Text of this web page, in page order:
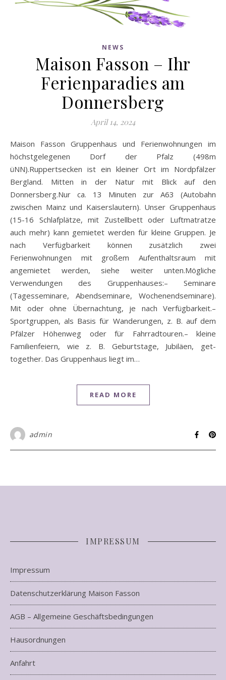
NEWS
Maison Fasson – Ihr
Ferienparadies am
Donnersberg
April 14, 2024
Maison Fasson Gruppenhaus und Ferienwohnungen im
höchstgelegenen Dorf der Pfalz (498m
üNN).Ruppertsecken ist ein kleiner Ort im Nordpfälzer
Bergland. Mitten in der Natur mit Blick auf den
Donnersberg.Nur ca. 13 Minuten zur A63 (Autobahn
zwischen Mainz und Kaiserslautern). Unser Gruppenhaus
(15-16 Schlafplätze, mit Zustellbett oder Luftmatratze
auch mehr) kann gemietet werden für kleine Gruppen. Je
nach Verfügbarkeit können zusätzlich zwei
Ferienwohnungen mit großem Aufenthaltsraum mit
angemietet werden, siehe weiter unten.Mögliche
Verwendungen des Gruppenhauses:– Seminare
(Tagesseminare, Abendseminare, Wochenendseminare).
Mit oder ohne Übernachtung, je nach Verfügbarkeit.–
Sportgruppen, als Basis für Wanderungen, z. B. auf dem
Pfälzer Höhenweg oder für Fahrradtouren.– kleine
Familienfeiern, wie z. B. Geburtstage, Jubiläen, get-
together. Das Gruppenhaus liegt im…
READ MORE
admin
IMPRESSUM
Impressum
Datenschutzerklärung Maison Fasson
AGB – Allgemeine Geschäftsbedingungen
Hausordnungen
Anfahrt